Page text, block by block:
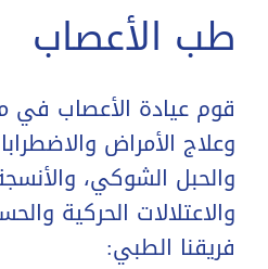
طب الأعصاب
قوم عيادة الأعصاب في
وعلاج الأمراض
والحبل الشوكي،
والاعتلالات الحركية
فريقنا الطبي: